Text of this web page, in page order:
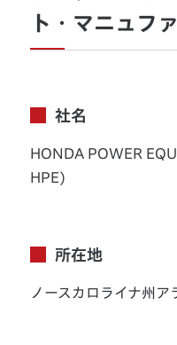
ト・マニュフ
社名
HONDA POWER
HPE)
所在地
ノースカロライナ州